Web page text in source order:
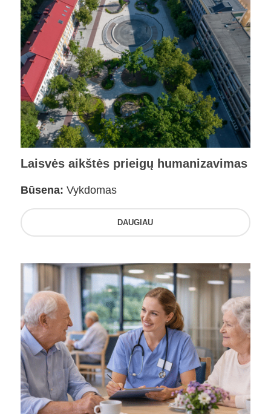
Laisvės aikštės prieigų humanizavimas
Būsena: Vykdomas
DAUGIAU